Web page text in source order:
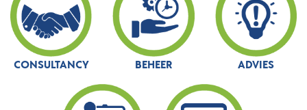
CONSULTANCY BEHEER ADVIES